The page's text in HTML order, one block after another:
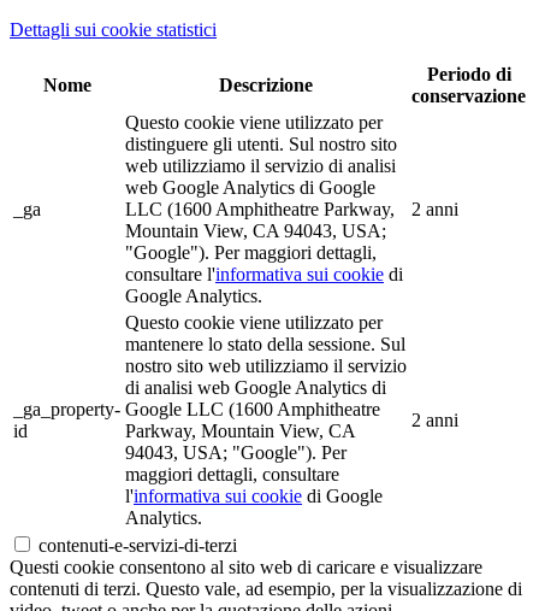
Dettagli sui cookie statistici
Nome Descrizione
Periodo di
conservazione
_ga
Questo cookie viene utilizzato per
distinguere gli utenti. Sul nostro sito
web utilizziamo il servizio di analisi
web Google Analytics di Google
LLC (1600 Amphitheatre Parkway,
Mountain View, CA 94043, USA;
"Google"). Per maggiori dettagli,
consultare l'informativa sui cookie di
Google Analytics.
2 anni
_ga_property-
id
Questo cookie viene utilizzato per
mantenere lo stato della sessione. Sul
nostro sito web utilizziamo il servizio
di analisi web Google Analytics di
Google LLC (1600 Amphitheatre
Parkway, Mountain View, CA
94043, USA; "Google"). Per
maggiori dettagli, consultare
l'informativa sui cookie di Google
Analytics.
2 anni
contenuti-e-servizi-di-terzi
Questi cookie consentono al sito web di caricare e visualizzare
contenuti di terzi. Questo vale, ad esempio, per la visualizzazione di